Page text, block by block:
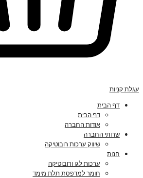
עגלת קניות
דף הבית
דף הבית
אודות החברה
שרותי החברה
שיווק ערכות רובוטיקה
חנות
ערכות לגו ורובוטיקה
חומר למדפסת תלת מימד